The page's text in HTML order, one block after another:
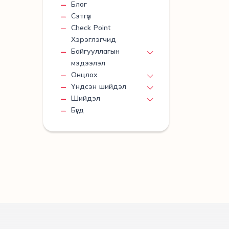
Блог
Сэтгүүл
Check Point
Хэрэглэгчид
Байгууллагын
мэдээлэл
Онцлох
Үндсэн шийдэл
Шийдэл
Бүгд